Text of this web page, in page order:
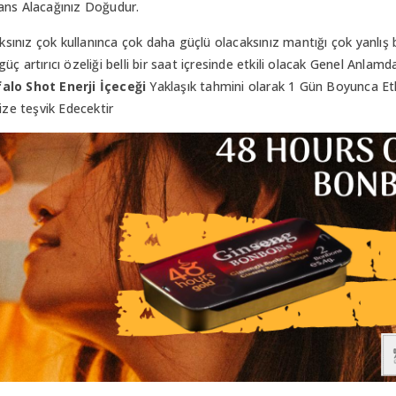
Alacağınız Doğudur.
çok kullanınca çok daha güçlü olacaksınız mantığı çok yanlış
artırıcı özeliği belli bir saat içresinde etkili olacak Genel
Shot Enerji İçeceğiYaklaşık tahmini olarak 1 Gün Boyunca
teşvik Edecektir